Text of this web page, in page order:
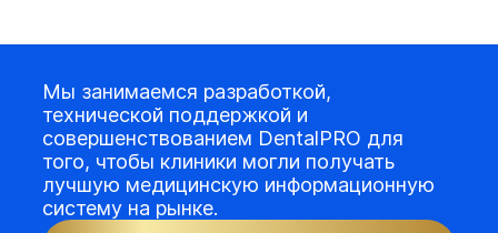
Мы занимаемся разработкой,
технической поддержкой и
совершенствованием DentalPRO для
того, чтобы клиники могли получать
лучшую медицинскую информационную
систему на рынке.